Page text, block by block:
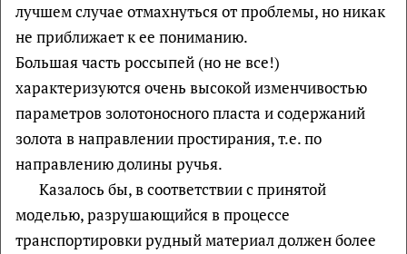
лучшем случае отмахнуться от проблемы, но никак
не приближает к ее пониманию.
Большая часть россыпей (но не все!)
характеризуются очень высокой изменчивостью
параметров золотоносного пласта и содержаний
золота в направлении простирания, т.е. по
направлению долины ручья.
Казалось бы, в соответствии с принятой
моделью, разрушающийся в процессе
транспортировки рудный материал должен более